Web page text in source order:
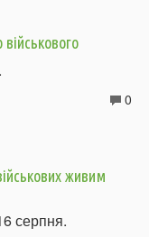
0
живим
серпня.